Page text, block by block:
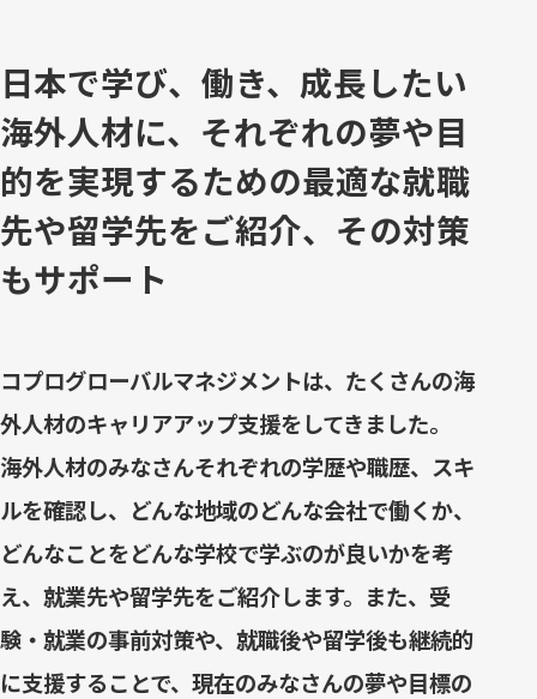
日本で学び、働き、成長したい
海外人材に、それぞれの夢や目
的を実現するための最適な就職
先や留学先をご紹介、その対策
もサポート
コプログローバルマネジメントは、たくさんの海
外人材のキャリアアップ支援をしてきました。
海外人材のみなさんそれぞれの学歴や職歴、スキ
ルを確認し、どんな地域のどんな会社で働くか、
どんなことをどんな学校で学ぶのが良いかを考
え、就業先や留学先をご紹介します。また、受
験・就業の事前対策や、就職後や留学後も継続的
に支援することで、現在のみなさんの夢や目標の